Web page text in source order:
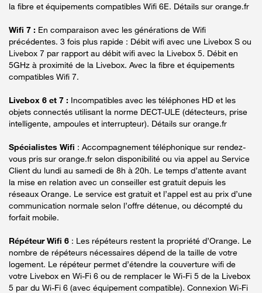
la fibre et équipements compatibles Wifi 6E. Détails sur orange.fr
Wifi 7 : En comparaison avec les générations de Wifi
précédentes. 3 fois plus rapide : Débit wifi avec une Livebox S ou
Livebox 7 par rapport au débit wifi avec la Livebox 5. Débit en
5GHz à proximité de la Livebox. Avec la fibre et équipements
compatibles Wifi 7.
Livebox 6 et 7 : Incompatibles avec les téléphones HD et les
objets connectés utilisant la norme DECT-ULE (détecteurs, prise
intelligente, ampoules et interrupteur). Détails sur orange.fr
Spécialistes Wifi : Accompagnement téléphonique sur rendez-
vous pris sur orange.fr selon disponibilité ou via appel au Service
Client du lundi au samedi de 8h à 20h. Le temps d’attente avant
la mise en relation avec un conseiller est gratuit depuis les
réseaux Orange. Le service est gratuit et l’appel est au prix d’une
communication normale selon l’offre détenue, ou décompté du
forfait mobile.
Répéteur Wifi 6 : Les répéteurs restent la propriété d’Orange. Le
nombre de répéteurs nécessaires dépend de la taille de votre
logement. Le répéteur permet d’étendre la couverture wifi de
votre Livebox en Wi-Fi 6 ou de remplacer le Wi-Fi 5 de la Livebox
5 par du Wi-Fi 6 (avec équipement compatible). Connexion Wi-Fi